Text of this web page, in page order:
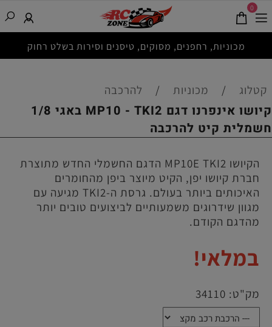
מכוניות, רחפנים, מסוקים, טיסנים וסירות בשלט רחוק
0
קטלוג / מכוניות / להרכבה
קיושו אינפרנו דגם MP10 - TKI2 באגי 1/8
חשמלית קיט להרכבה
הקיושו MP10E TKI2 הדגם החשמלי החדש מתוצרת
חברת קיושו יפן, הקיט מיוצר ביפן מהחומרים
האיכותים ביותר בעולם. גרסת ה-TKI2 מגיעה עם
מגוון שידרוגים משמעותיים לביצועים טובים יותר
מהדגם הקודם.
במלאי!
מק"ט: 34110